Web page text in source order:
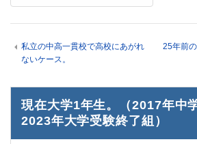
私立の中高一貫校で高校にあがれ
ないケース。
25年前
現在大学1年生。（2017年中
2023年大学受験終了組）